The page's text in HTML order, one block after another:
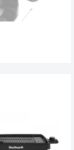
gàng,
ngoài